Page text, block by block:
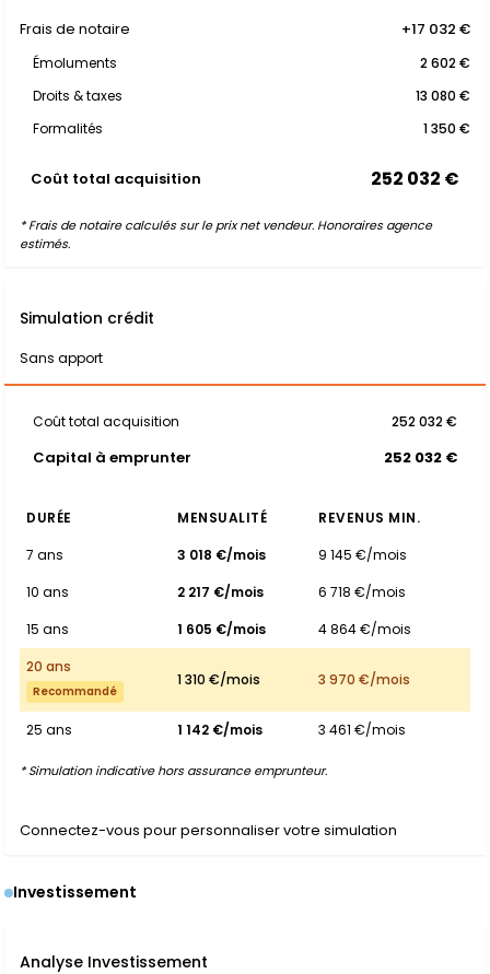
Frais de notaire +17 032 €
Émoluments
2 602 €
Droits & taxes
13 080 €
Formalités
1 350 €
Coût total acquisition 252 032 €
* Frais de notaire calculés sur le prix net vendeur. Honoraires agence
estimés.
Simulation crédit
Sans apport
Coût total acquisition 252 032 €
Capital à emprunter 252 032 €
DURÉE MENSUALITÉ
REVENUS MIN.
7 ans
3 018 €/mois
9 145 €/mois
10 ans
2 217 €/mois
6 718 €/mois
15 ans
1 605 €/mois
4 864 €/mois
20 ans
Recommandé
1 310 €/mois 3 970 €/mois
25 ans 1 142 €/mois 3 461 €/mois
* Simulation indicative hors assurance emprunteur.
Connectez-vous pour personnaliser votre simulation
Investissement
Analyse Investissement